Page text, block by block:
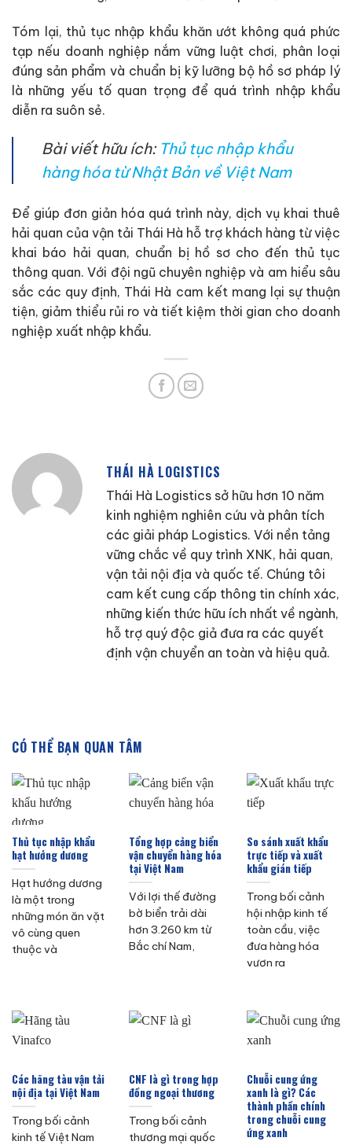
Tóm lại, thủ tục nhập khẩu khăn ướt không quá phức
tạp nếu doanh nghiệp nắm vững luật chơi, phân loại
đúng sản phẩm và chuẩn bị kỹ lưỡng bộ hồ sơ pháp lý
là những yếu tố quan trọng để quá trình nhập khẩu
diễn ra suôn sẻ.
Bài viết hữu ích: Thủ tục nhập khẩu
hàng hóa từ Nhật Bản về Việt Nam
Để giúp đơn giản hóa quá trình này, dịch vụ khai thuê
hải quan của vận tải Thái Hà hỗ trợ khách hàng từ việc
khai báo hải quan, chuẩn bị hồ sơ cho đến thủ tục
thông quan. Với đội ngũ chuyên nghiệp và am hiểu sâu
sắc các quy định, Thái Hà cam kết mang lại sự thuận
tiện, giảm thiểu rủi ro và tiết kiệm thời gian cho doanh
nghiệp xuất nhập khẩu.
THÁI HÀ LOGISTICS
Thái Hà Logistics sở hữu hơn 10 năm
kinh nghiệm nghiên cứu và phân tích
các giải pháp Logistics. Với nền tảng
vững chắc về quy trình XNK, hải quan,
vận tải nội địa và quốc tế. Chúng tôi
cam kết cung cấp thông tin chính xác,
những kiến thức hữu ích nhất về ngành,
hỗ trợ quý độc giả đưa ra các quyết
định vận chuyển an toàn và hiệu quả.
CÓ THỂ BẠN QUAN TÂM
Thủ tục nhập khẩu
hạt hướng dương
Hạt hướng dương
là một trong
những món ăn vặt
vô cùng quen
thuộc và
Tổng hợp cảng biển
vận chuyển hàng hóa
tại Việt Nam
Với lợi thế đường
bờ biển trải dài
hơn 3.260 km từ
Bắc chí Nam,
So sánh xuất khẩu
trực tiếp và xuất
khẩu gián tiếp
Trong bối cảnh
hội nhập kinh tế
toàn cầu, việc
đưa hàng hóa
vươn ra
Các hãng tàu vận tải
nội địa tại Việt Nam
Trong bối cảnh
kinh tế Việt Nam
CNF là gì trong hợp
đồng ngoại thương
Trong bối cảnh
thương mại quốc
Chuỗi cung ứng
xanh là gì? Các
thành phần chính
trong chuỗi cung
ứng xanh